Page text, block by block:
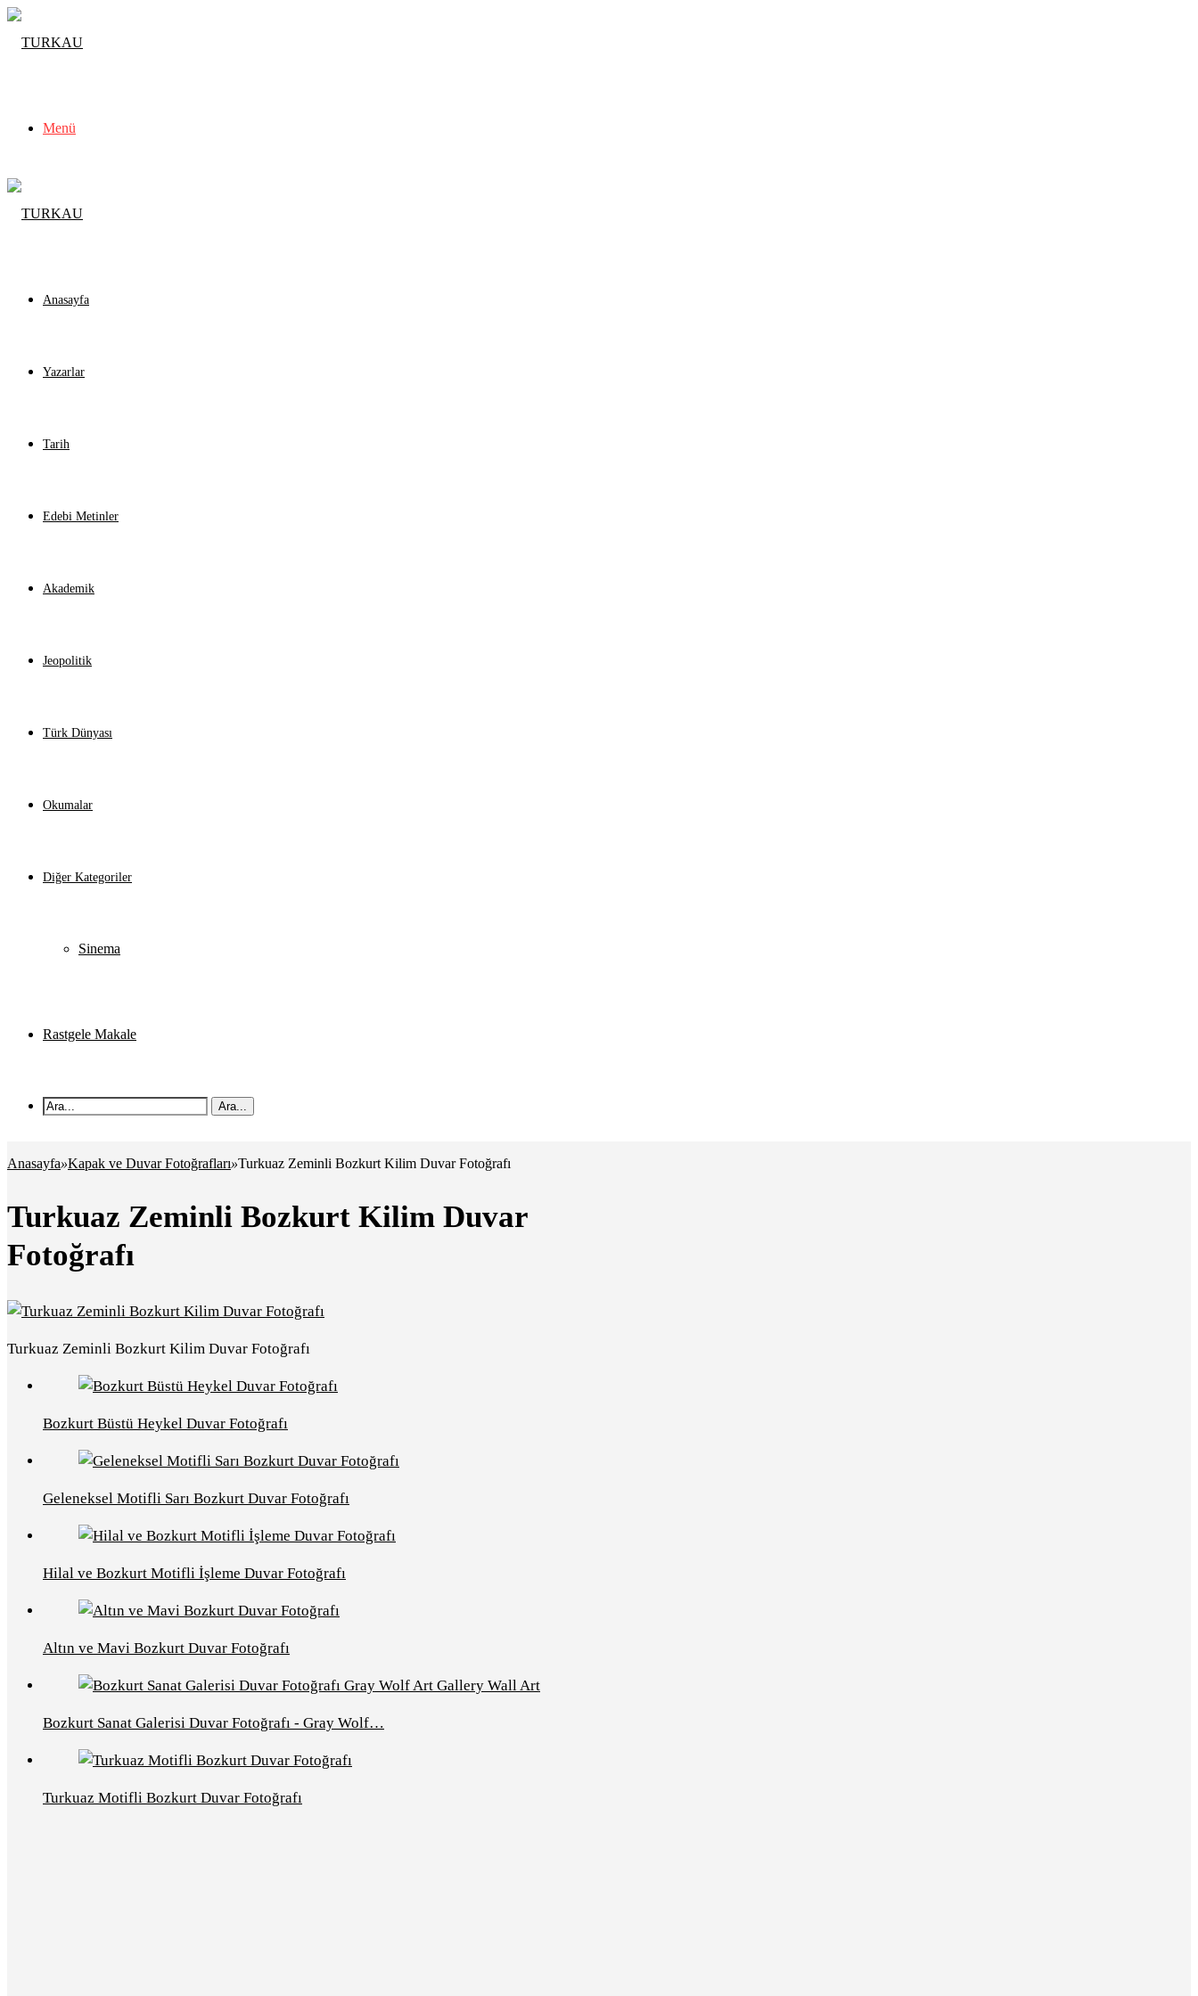
Menü
Anasayfa
Yazarlar
Tarih
Edebi Metinler
Akademik
Jeopolitik
Türk Dünyası
Okumalar
Diğer Kategoriler
Sinema
Rastgele Makale
Ara...
Anasayfa»Kapak ve Duvar Fotoğrafları»Turkuaz Zeminli Bozkurt Kilim Duvar Fotoğrafı
Turkuaz Zeminli Bozkurt Kilim Duvar
Fotoğrafı
Turkuaz Zeminli Bozkurt Kilim Duvar Fotoğrafı
Bozkurt Büstü Heykel Duvar Fotoğrafı
Geleneksel Motifli Sarı Bozkurt Duvar Fotoğrafı
Hilal ve Bozkurt Motifli İşleme Duvar Fotoğrafı
Altın ve Mavi Bozkurt Duvar Fotoğrafı
Bozkurt Sanat Galerisi Duvar Fotoğrafı - Gray Wolf…
Turkuaz Motifli Bozkurt Duvar Fotoğrafı